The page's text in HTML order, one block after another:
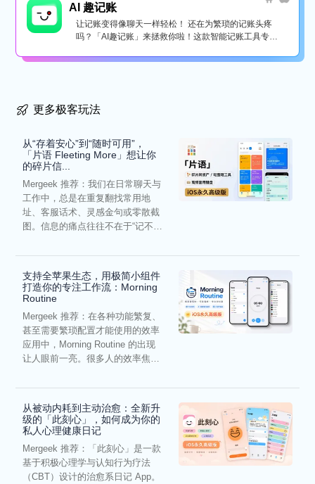
AI 趣记账
让记账变得像聊天一样轻松！ 还在为繁琐的记账头疼
吗？「AI趣记账」来拯救你啦！这款智能记账工具专为
更多极客玩法
从“存着安心”到“随时可用”，
「片语 Fleeting More」想让你
的碎片信...
Mergeek 推荐：我们在日常聊天与
工作中，总是在重复翻找常用地
址、客服话术、灵感金句或零散截
图。信息的痛点往往不在于“记不
支持全苹果生态，用极简小组件
打造你的专注工作流：Morning
Routine
Mergeek 推荐：在各种功能繁复、
甚至需要繁琐配置才能使用的效率
应用中，Morning Routine 的出现
让人眼前一亮。很多人的效率焦
从被动内耗到主动治愈：全新升
级的「此刻心」，如何成为你的
私人心理健康日记
Mergeek 推荐：「此刻心」是一款
基于积极心理学与认知行为疗法
（CBT）设计的治愈系日记 App。